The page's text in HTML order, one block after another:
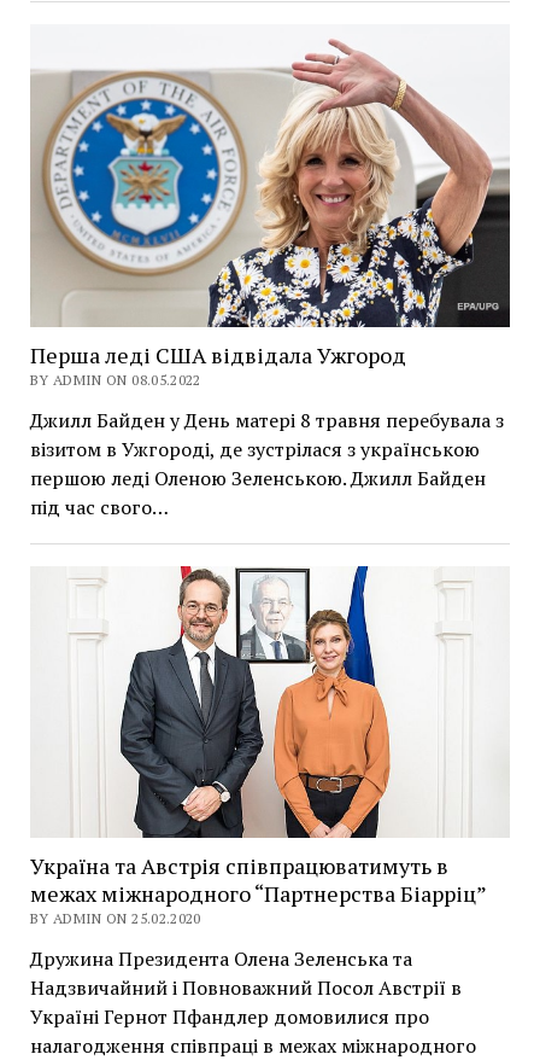
Перша леді США відвідала Ужгород
BY ADMIN ON 08.05.2022
Джилл Байден у День матері 8 травня перебувала з
візитом в Ужгороді, де зустрілася з українською
першою леді Оленою Зеленською. Джилл Байден
під час свого…
Україна та Австрія співпрацюватимуть в
межах міжнародного “Партнерства Біарріц”
BY ADMIN ON 25.02.2020
Дружина Президента Олена Зеленська та
Надзвичайний і Повноважний Посол Австрії в
Україні Гернот Пфандлер домовилися про
налагодження співпраці в межах міжнародного